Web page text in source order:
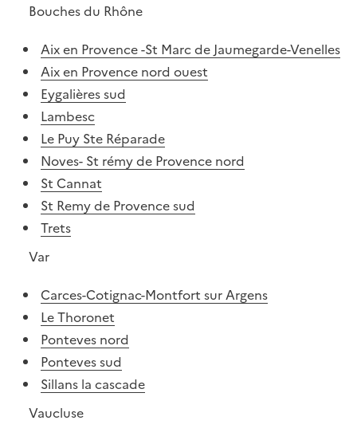
Bouches du Rhône
Aix en Provence -St Marc de Jaumegarde-Venelles
Aix en Provence nord ouest
Eygalières sud
Lambesc
Le Puy Ste Réparade
Noves- St rémy de Provence nord
St Cannat
St Remy de Provence sud
Trets
Var
Carces-Cotignac-Montfort sur Argens
Le Thoronet
Ponteves nord
Ponteves sud
Sillans la cascade
Vaucluse